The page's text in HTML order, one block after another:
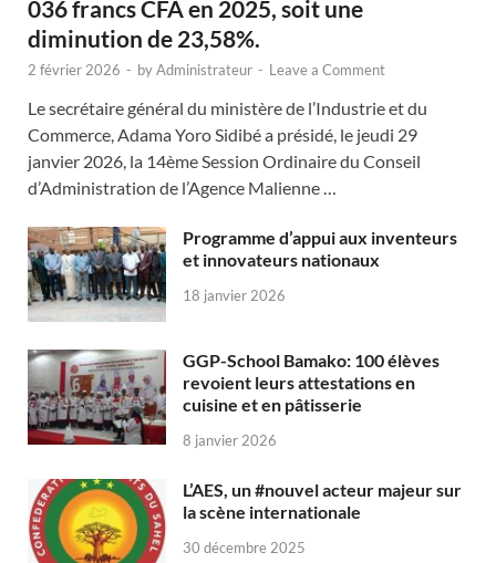
036 francs CFA en 2025, soit une
diminution de 23,58%.
2 février 2026 - byAdministrateur - Leave a Comment
Le secrétaire général du ministère de l’Industrie et du
Commerce, Adama Yoro Sidibé a présidé, le jeudi 29
janvier 2026, la 14ème Session Ordinaire du Conseil
d’Administration de l’Agence Malienne …
Programme d’appui aux inventeurs
et innovateurs nationaux
18 janvier 2026
GGP-School Bamako: 100 élèves
revoient leurs attestations en
cuisine et en pâtisserie
8 janvier 2026
L’AES, un #nouvel acteur majeur sur
la scène internationale
30 décembre 2025